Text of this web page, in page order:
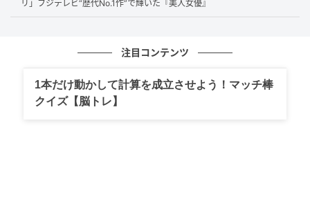
日々。真里もそんな彼のそばで、献身的に支え続けま
まいます。深すぎる愛情と、それゆえの喪失感ーーサ
トシは激しい悲しみに沈みます…。
リ」フジテレビ“歴代No.1作”で輝いた『美人女優』
注目コンテンツ
1本だけ動かして計算を成立させよう！マッチ棒
クイズ【脳トレ】